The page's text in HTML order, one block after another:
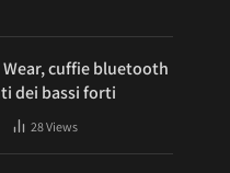
Wear, cuffie bluetooth
dei bassi forti
28Views